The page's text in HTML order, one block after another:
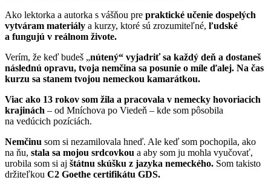
Ako lektorka a autorka s vášňou pre praktické učenie dospelých
vytváram materiály a kurzy, ktoré sú zrozumiteľné, ľudské
a fungujú v reálnom živote.
Verím, že keď budeš „nútený“ vyjadriť sa každý deň a dostaneš
následnú opravu, tvoja nemčina sa posunie o míle ďalej. Na čas
kurzu sa stanem tvojou nemeckou kamarátkou.
Viac ako 13 rokov som žila a pracovala v nemecky hovoriacich
krajinách – od Mníchova po Viedeň – kde som pôsobila
na vedúcich pozíciách.
Nemčinu som si nezamilovala hneď. Ale keď som pochopila, ako
na ňu, stala sa mojou srdcovkou a aby som ju mohla vyučovať,
urobila som si aj štátnu skúšku z jazyka nemeckého. Som takisto
držiteľkou C2 Goethe certifikátu GDS.